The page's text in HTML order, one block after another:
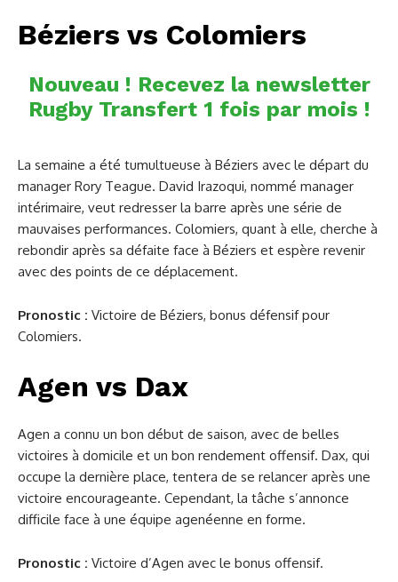
Béziers vs Colomiers
Nouveau ! Recevez la newsletter
Rugby Transfert 1 fois par mois !
La semaine a été tumultueuse à Béziers avec le départ du
manager Rory Teague. David Irazoqui, nommé manager
intérimaire, veut redresser la barre après une série de
mauvaises performances. Colomiers, quant à elle, cherche à
rebondir après sa défaite face à Béziers et espère revenir
avec des points de ce déplacement.
Pronostic : Victoire de Béziers, bonus défensif pour
Colomiers.
Agen vs Dax
Agen a connu un bon début de saison, avec de belles
victoires à domicile et un bon rendement offensif. Dax, qui
occupe la dernière place, tentera de se relancer après une
victoire encourageante. Cependant, la tâche s’annonce
difficile face à une équipe agenéenne en forme.
Pronostic : Victoire d’Agen avec le bonus offensif.